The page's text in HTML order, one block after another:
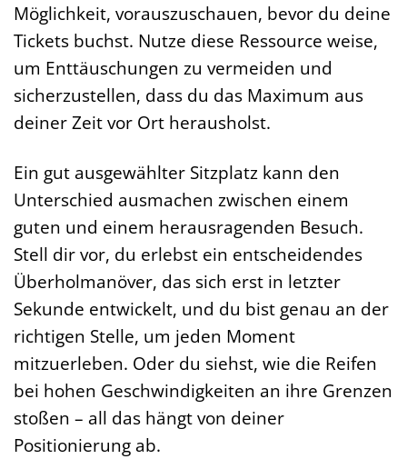
Möglichkeit, vorauszuschauen, bevor du deine
Tickets buchst. Nutze diese Ressource weise,
um Enttäuschungen zu vermeiden und
sicherzustellen, dass du das Maximum aus
deiner Zeit vor Ort herausholst.
Ein gut ausgewählter Sitzplatz kann den
Unterschied ausmachen zwischen einem
guten und einem herausragenden Besuch.
Stell dir vor, du erlebst ein entscheidendes
Überholmanöver, das sich erst in letzter
Sekunde entwickelt, und du bist genau an der
richtigen Stelle, um jeden Moment
mitzuerleben. Oder du siehst, wie die Reifen
bei hohen Geschwindigkeiten an ihre Grenzen
stoßen – all das hängt von deiner
Positionierung ab.